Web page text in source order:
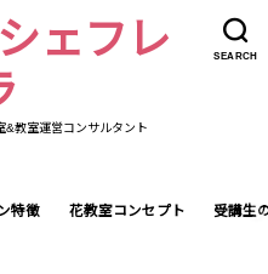
SEARCH
ェフレ
&教室運営コンサルタント
特徴 花教室コンセプト 受講生